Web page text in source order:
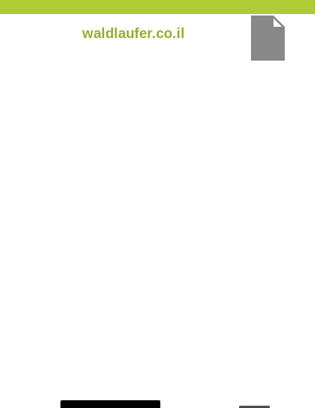
דילוג
waldlaufer.co.il